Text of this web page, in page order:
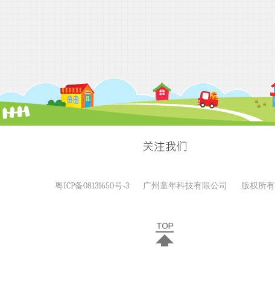
粤ICP备08131650号-3 广州童年科技有限公司 版权所有